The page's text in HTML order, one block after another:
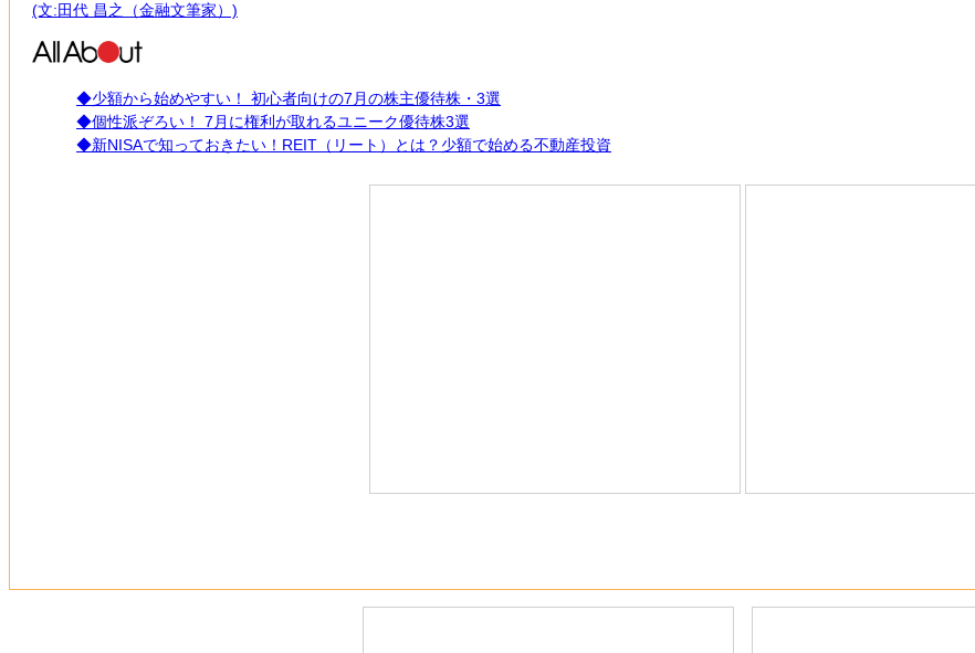
(文:田代 昌之（金融文筆家）)
◆少額から始めやすい！ 初心者向けの7月の株主優待株・3選
◆個性派ぞろい！ 7月に権利が取れるユニーク優待株3選
◆新NISAで知っておきたい！REIT（リート）とは？少額で始める不動産投資